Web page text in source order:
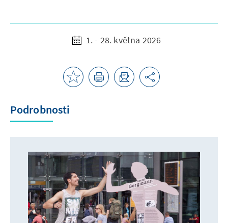
1. - 28. května 2026
Podrobnosti